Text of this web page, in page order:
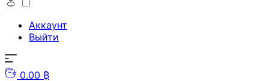
Аккаунт
Выйти
0.00 ₿